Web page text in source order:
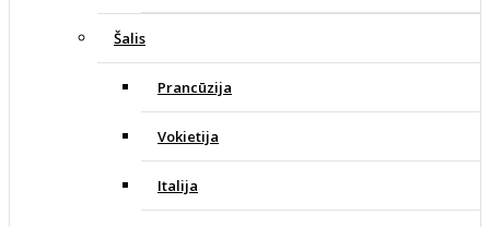
Šalis
Prancūzija
Vokietija
Italija